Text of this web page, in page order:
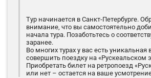
Тур начинается в Санкт-Петербурге.
внимание, что вы самостоятельно
начала тура. Позаботьтесь о
заранее.
Во многих турах у вас есть
совершить поездку на «Рускеальском
Приобретать билет на ретропоезд
или нет – остается на ваше